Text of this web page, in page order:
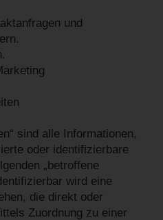
und
sind alle Informationen,
oder identifizierbare
„betroffene
wird eine
die direkt oder
Zuordnung zu einer